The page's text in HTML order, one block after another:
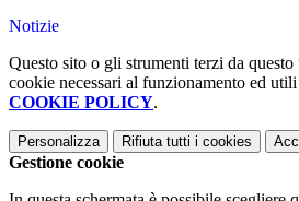
Notizie
Questo sito o gli strumenti terzi da
cookie necessari al funzionamento ed
COOKIE POLICY.
Personalizza Rifiuta tutti i cookies
Gestione cookie